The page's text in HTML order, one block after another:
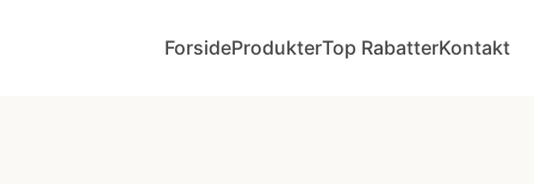
ForsideProdukterTop RabatterKontakt